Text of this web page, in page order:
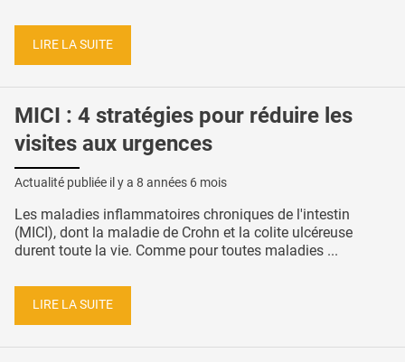
LIRE LA SUITE
MICI : 4 stratégies pour réduire les
visites aux urgences
Actualité publiée il y a 8 années 6 mois
Les maladies inflammatoires chroniques de l'intestin
(MICI), dont la maladie de Crohn et la colite ulcéreuse
durent toute la vie. Comme pour toutes maladies ...
LIRE LA SUITE